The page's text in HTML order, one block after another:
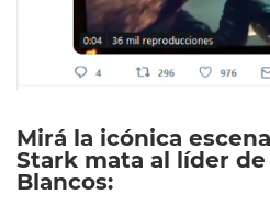
Mirá la icónica
Stark mata al líder
Blancos: